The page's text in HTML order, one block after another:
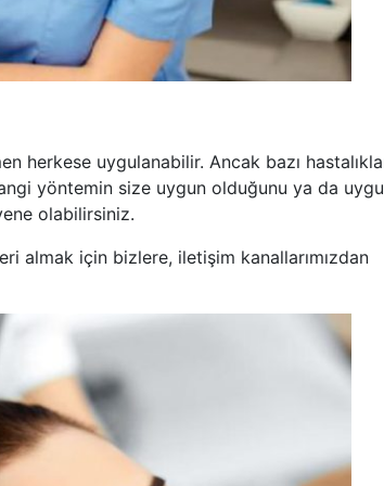
herkese uygulanabilir. Ancak bazı
yöntemin size uygun olduğunu ya da
olabilirsiniz.
almak için bizlere, iletişim kanallarımızdan